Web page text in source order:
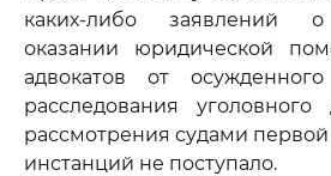
каких-либо заявлений
оказании юридической
адвокатов от
расследования
рассмотрения судами
инстанций не поступало.